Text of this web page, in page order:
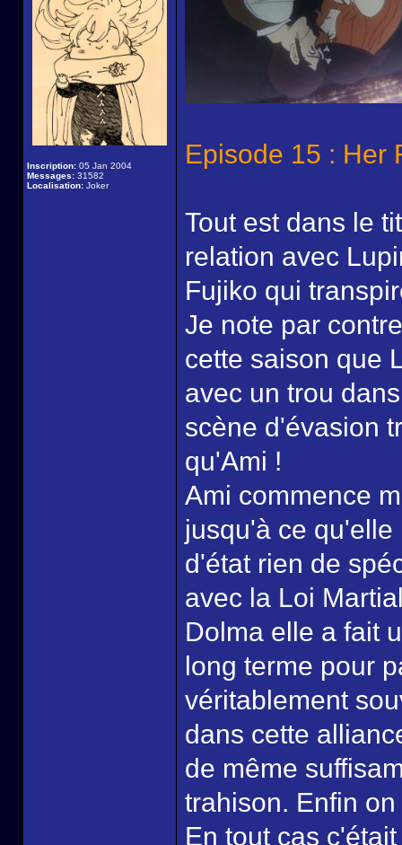
Inscription: 05 Jan 2004
Messages: 31582
Localisation: Joker
Episode 15 : Her
Tout est dans le
relation avec
Fujiko qui
Je note par
cette saison que
avec un trou
scène d'évasion
qu'Ami !
Ami commence
jusqu'à ce
d'état rien de
avec la Loi
Dolma elle a fait
long terme pour
véritablement
dans cette
de même
trahison. Enfin
En tout cas